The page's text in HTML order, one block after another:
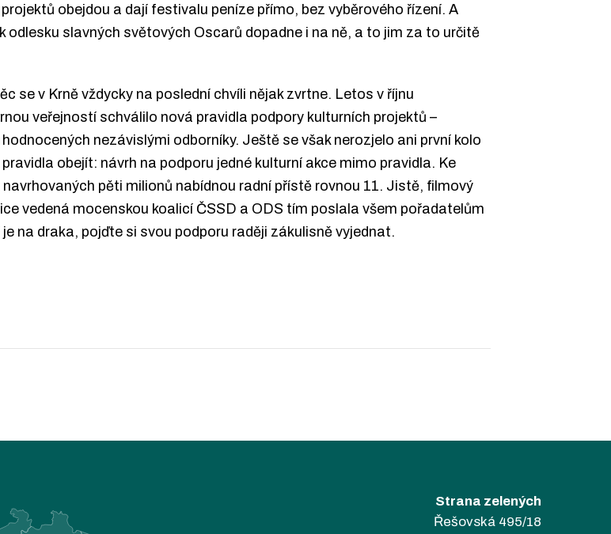
obejdou a dají festivalu peníze přímo, bez vyběrového řízení. A
odlesku slavných světových Oscarů dopadne i na ně, a to jim za to určitě
se v Krně vždycky na poslední chvíli nějak zvrtne. Letos v říjnu
veřejností schválilo nová pravidla podpory kulturních projektů –
nezávislými odborníky. Ještě se však nerozjelo ani první kolo
obejít: návrh na podporu jedné kulturní akce mimo pravidla. Ke
pěti milionů nabídnou radní přístě rovnou 11. Jistě, filmový
vedená mocenskou koalicí ČSSD a ODS tím poslala všem pořadatelům
na draka, pojďte si svou podporu raději zákulisně vyjednat.
Strana zelených
Řešovská 495/18